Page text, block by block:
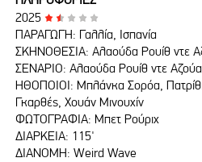
2025
ΠΑΡΑΓΩΓΗ: Γαλλία, Ισπανία
ΣΚΗΝΟΘΕΣΙΑ: Αλαούδα Ρουίθ ντε
ΣΕΝΑΡΙΟ: Αλαούδα Ρουίθ ντε Αζούα
ΗΘΟΠΟΙΟΙ: Μπλάνκα Σορόα,
Γκαρθές, Χουάν Μινουχίν
ΦΩΤΟΓΡΑΦΙΑ: Μπετ Ρούριχ
ΔΙΑΡΚΕΙΑ: 115'
ΔΙΑΝΟΜΗ: Weird Wave